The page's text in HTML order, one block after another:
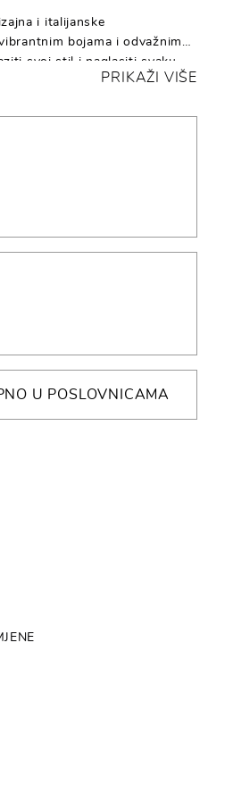
i italijanske
bojama i odvažnim
svoj stil i naglasiti svaku
naušnice ili statement
PRIKAŽI VIŠE
U POSLOVNICAMA